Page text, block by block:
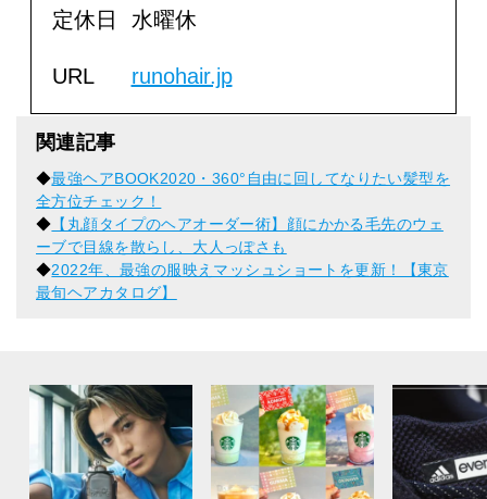
定休日 水曜休
URL runohair.jp
関連記事
◆最強ヘアBOOK2020・360°自由に回してなりたい髪型を
全方位チェック！
◆ 【丸顔タイプのヘアオーダー術】顔にかかる毛先のウェ
ーブで目線を散らし、大人っぽさも
◆2022年、最強の服映えマッシュショートを更新！【東京
最旬ヘアカタログ】